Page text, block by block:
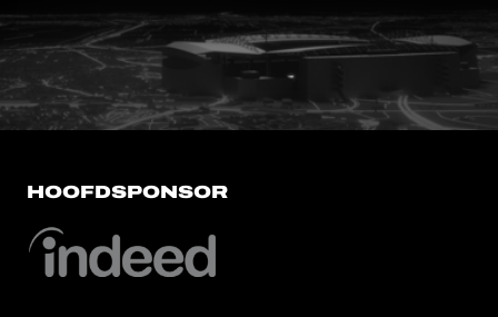
FC Utrecht<br>vanuit<br>het
HOOFDSPONSOR